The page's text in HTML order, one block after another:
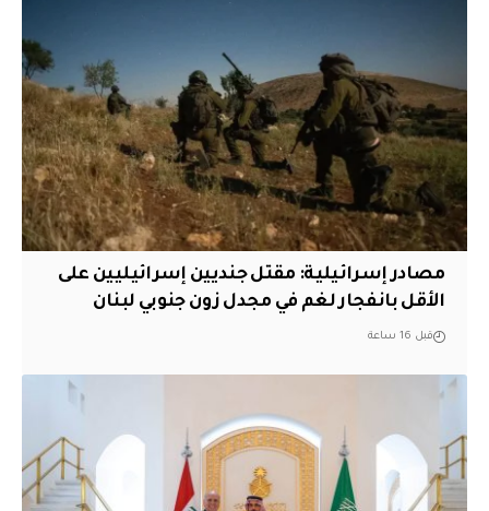
مصادر إسرائيلية: مقتل جنديين إسرائيليين على
الأقل بانفجار لغم في مجدل زون جنوبي لبنان
قبل 16 ساعة